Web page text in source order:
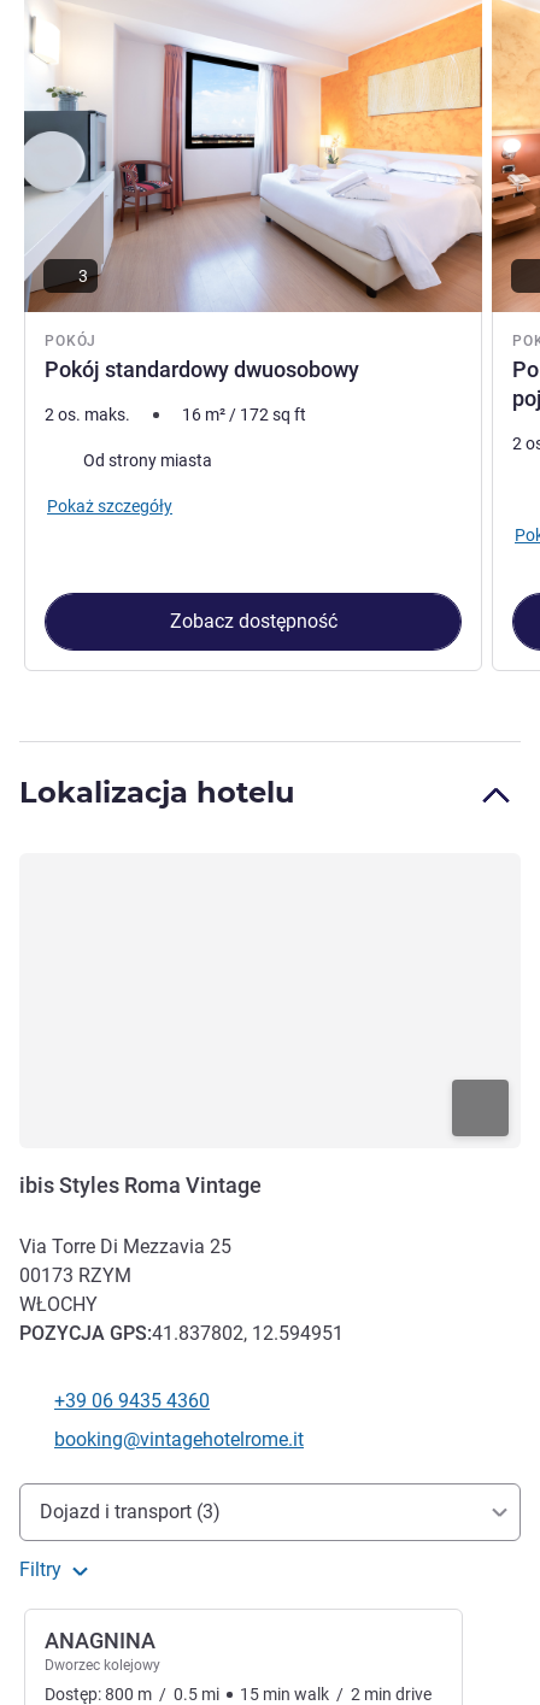
POKÓJ
Pokój standardowy dwuosobowy
3
2 os. maks. 16 m²/ 172sq ft
Widoki:Od strony miasta
Pokaż szczegóły
Zobacz dostępność
2
Lokalizacja hotelu
ibis Styles Roma Vintage
Via Torre Di Mezzavia 25
00173 RZYM
WŁOCHY
POZYCJA GPS:41.837802, 12.594951
Telefon
+39 06 9435 4360
Kontaktowy adres e-mail
booking@vintagehotelrome.it
Dojazd i transport
Dojazd i transport (3)
Filtry
ANAGNINA
Dworzec kolejowy
Dostęp:800 m / 0.5 mi 15 min walk / 2 min drive